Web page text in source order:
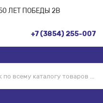
ЛЕТ ПОБЕДЫ 2В
+7 (3854) 255-007